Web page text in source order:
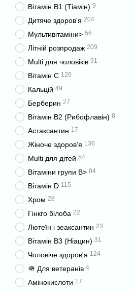
Вітамін B1 (Тіамін) 9
Дитяче здоров'я 204
Мультивітаміни> 56
Літній розпродаж 209
Multi для чоловіків 91
Вітамін C 126
Кальцій 49
Берберин 27
Вітамін B2 (Рибофлавін) 8
Астаксантин 17
Жіноче здоров'я 136
Multi для дітей 54
Вітаміни групи B> 84
Вітамін D 115
Хром 28
Гінкго білоба 22
Лютеїн і зеаксантин 23
Вітамін B3 (Ніацин) 31
Чоловіче здоров'я 124
🪖 Для ветеранів 4
Амінокислоти 17